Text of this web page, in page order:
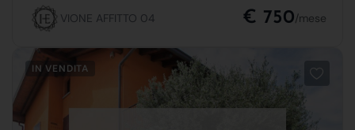
VIONE AFFITTO 04 € 750/mese
IN VENDITA